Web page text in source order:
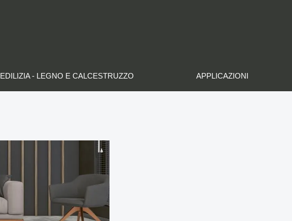
EDILIZIA - LEGNO E CALCESTRUZZO APPLICAZIONI